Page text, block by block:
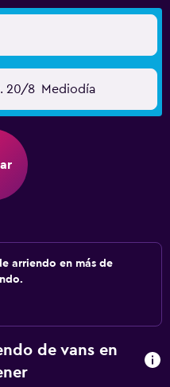
20/8 Mediodía
arriendo en más de
de vans en